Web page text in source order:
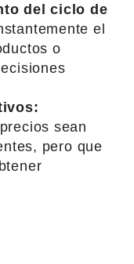
del ciclo de
el
o
sean
pero que